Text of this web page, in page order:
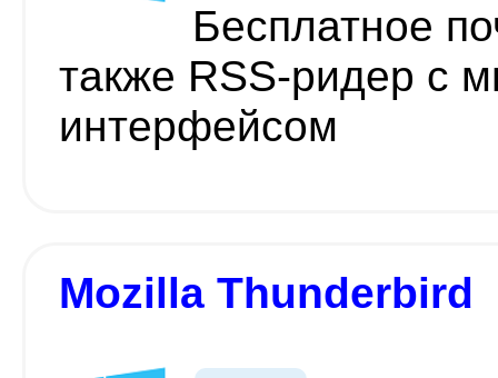
Бесплатное
также RSS-ридер с
интерфейсом
Mozilla Thunderbird